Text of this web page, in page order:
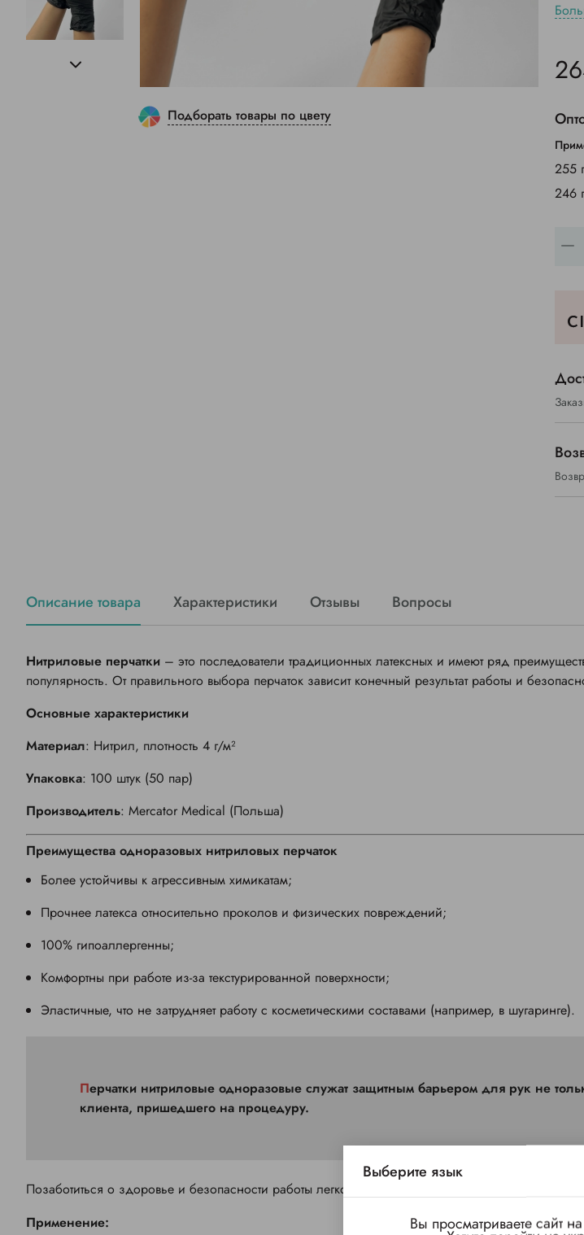
Подборать товары по цвету
255
246
Описание товара Характеристики Отзывы Вопросы
Нитриловые перчатки – это последователи традиционных латексных и имеют ряд
популярность. От правильного выбора перчаток зависит конечный результат работы и
Основные характеристики
Материал: Нитрил, плотность 4 г/м²
Упаковка: 100 штук (50 пар)
Производитель: Mercator Medical (Польша)
Преимущества одноразовых нитриловых перчаток
Более устойчивы к агрессивным химикатам;
Прочнее латекса относительно проколов и физических повреждений;
100% гипоаллергенны;
Комфортны при работе из-за текстурированной поверхности;
Эластичные, что не затрудняет работу с косметическими составами (например, в шугаринге).
Перчатки нитриловые одноразовые служат защитным барьером для рук не только «носителя», а и
клиента, пришедшего на процедуру.
Позаботиться о здоровье и безопасности работы легко, отдав предпочтение перчаткам из
Применение:
Выберите язык
Вы просматриваете сайт